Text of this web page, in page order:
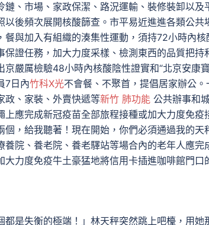
鏈、市場、家政保潔、路況運輸、裝修裝卸以
以後頻次展開核酸篩查。市平易近進進各類公共
餐與加入有組織的湊集性運動，須持72小時內
保證任務，加大力度采樣、檢測東西的品質把持
京嚴厲檢驗48小時內核酸陰性證實和“北京安康
7日內竹科X光不會餐、不聚首，提倡居家辦公。
政、家裝、外賣快遞等新竹 肺功能 公共辦事和
上應完成新冠疫苗全部旅程接種或加大力度免
個，給我聽著！現在開始，你們必須通過我的天
養院、養老院、養老驛站等場合內的老年人應
大力度免疫牛土豪猛地將信用卡插進咖啡館門
是失衡的極端！」林天秤突然跳上吧檯，用